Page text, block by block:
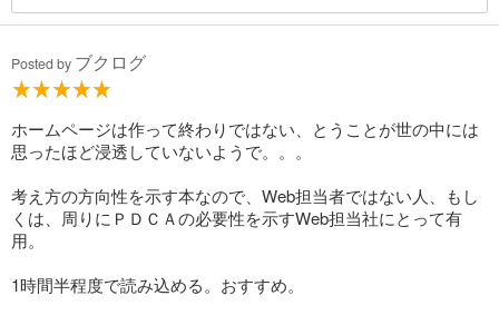
●第２章 ホームページの
「健康診断」をする
●第３章 ホームページは
「お客様第一主義」で考える
●第４章 「PDCA」を回して、
売れるホームページをつくる
ウェブマーケティング用語集
■著者 石嶋洋平
１９８１年生まれ。広告代理店勤務を経て、２００９年に株式会社ミス
Posted by ブクログ
ホームページは作って終わりではない、とうことが世の中には
思ったほど浸透していないようで。。。
考え方の方向性を示す本なので、Web担当者ではない人、もし
くは、周りにＰＤＣＡの必要性を示すWeb担当社にとって有
用。
1時間半程度で読み込める。おすすめ。